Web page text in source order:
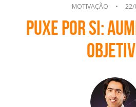
MOTIVAÇÃO • 22/
Puxe por si: